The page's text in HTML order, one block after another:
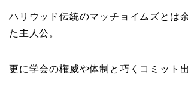
ハリウッド伝統のマッチョイムズとは
た主人公。
更に学会の権威や体制と巧くコミット